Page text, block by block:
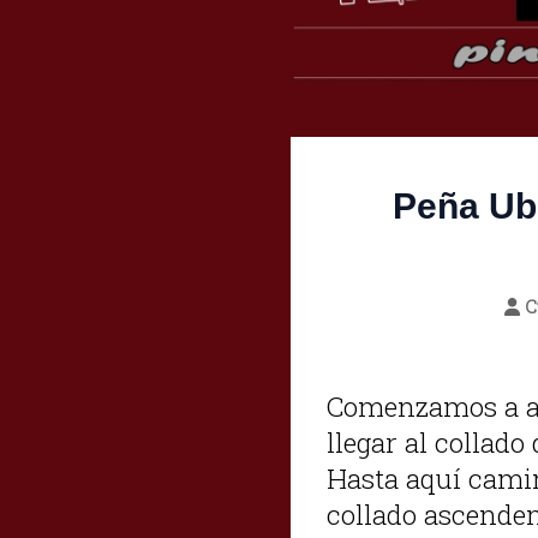
Peña
Comenzamos a
llegar al collado
Hasta aquí
collado